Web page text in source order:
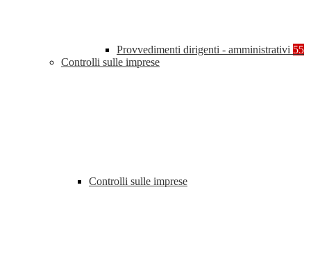
Provvedimenti dirigenti - amministrativi 55
Controlli sulle imprese
Controlli sulle imprese